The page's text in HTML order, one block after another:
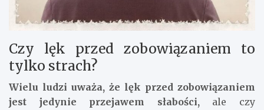
Czy lęk przed zobowiązaniem to
tylko strach?
Wielu ludzi uważa, że lęk przed zobowiązaniem
jest jedynie przejawem słabości,ale czy